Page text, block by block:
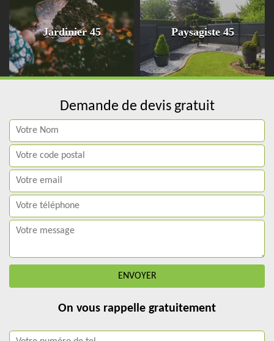
Jardinier 45 Paysagiste 45
Demande de devis gratuit
On vous rappelle gratuitement